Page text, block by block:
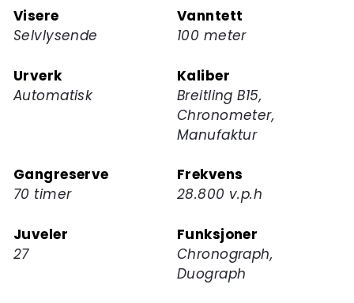
Visere
Selvlysende
Vanntett
100 meter
Urverk
Automatisk
Kaliber
Breitling B15,
Chronometer,
Manufaktur
Gangreserve
70 timer
Frekvens
28.800 v.p.h
Juveler
27
Funksjoner
Chronograph,
Duograph